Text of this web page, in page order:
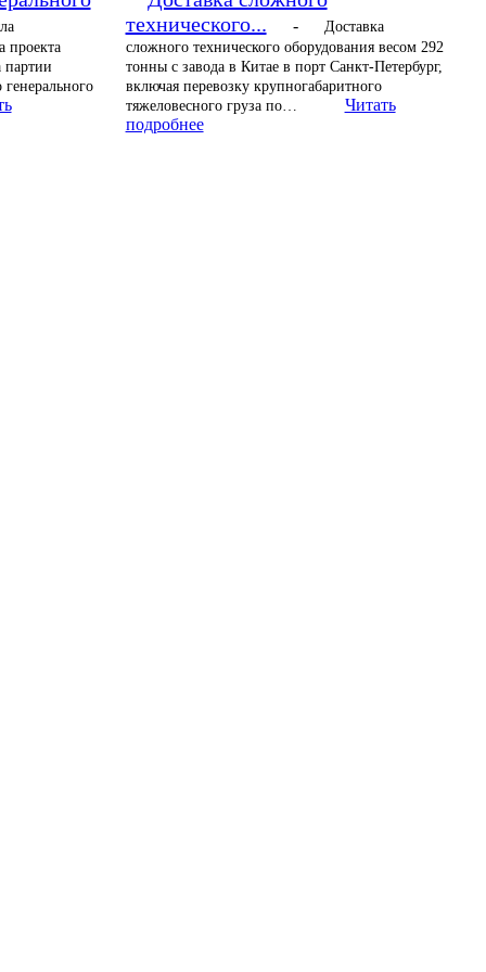
проекта
партии
технического...
-
Доставка
сложного технического оборудования весом 292
тонны с завода в Китае в порт Санкт-Петербург,
включая перевозку крупногабаритного
тяжеловесного груза по…
Читать
подробнее